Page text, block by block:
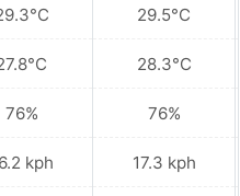
76%
kph
29.5°C
28.3°C
76%
17.3 kph